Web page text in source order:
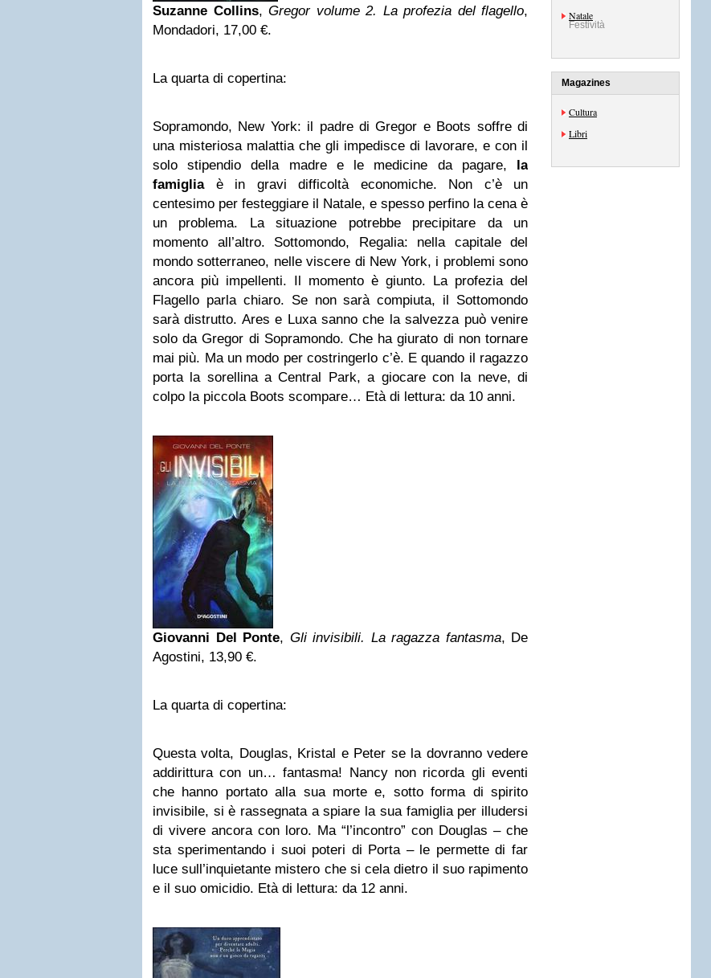
Suzanne Collins, Gregor volume 2. La profezia del flagello,
Mondadori, 17,00 €.
La quarta di copertina:
Sopramondo, New York: il padre di Gregor e Boots soffre di
una misteriosa malattia che gli impedisce di lavorare, e con il
solo stipendio della madre e le medicine da pagare, la
famigliaè in gravi difficoltà economiche. Non c’è un
centesimo per festeggiare il Natale, e spesso perfino la cena è
un problema. La situazione potrebbe precipitare da un
momento all’altro. Sottomondo, Regalia: nella capitale del
mondo sotterraneo, nelle viscere di New York, i problemi sono
ancora più impellenti. Il momento è giunto. La profezia del
Flagello parla chiaro. Se non sarà compiuta, il Sottomondo
sarà distrutto. Ares e Luxa sanno che la salvezza può venire
solo da Gregor di Sopramondo. Che ha giurato di non tornare
mai più. Ma un modo per costringerlo c’è. E quando il ragazzo
porta la sorellina a Central Park, a giocare con la neve, di
colpo la piccola Boots scompare… Età di lettura: da 10 anni.
Giovanni Del Ponte, Gli invisibili. La ragazza fantasma, De
Agostini, 13,90 €.
La quarta di copertina:
Questa volta, Douglas, Kristal e Peter se la dovranno vedere
addirittura con un… fantasma! Nancy non ricorda gli eventi
che hanno portato alla sua morte e, sotto forma di spirito
invisibile, si è rassegnata a spiare la sua famiglia per illudersi
di vivere ancora con loro. Ma “l’incontro” con Douglas – che
sta sperimentando i suoi poteri di Porta – le permette di far
luce sull’inquietante mistero che si cela dietro il suo rapimento
e il suo omicidio. Età di lettura: da 12 anni.
Natale
Festività
Magazines
Cultura
Libri